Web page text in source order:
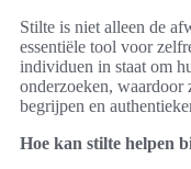
Stilte is niet alleen de
essentiële tool voor
individuen in staat om
onderzoeken, waardoor
begrijpen en
Hoe kan stilte helpen